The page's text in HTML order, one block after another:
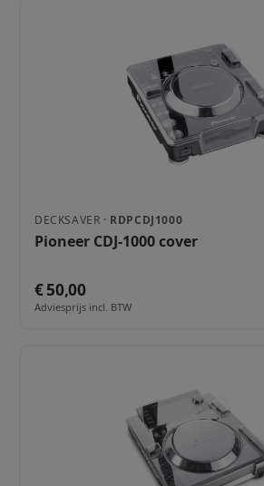
DECKSAVER · RDPCDJ1000
Pioneer CDJ-1000 cover
€ 50,00
Adviesprijs incl. BTW